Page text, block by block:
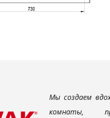
Мы создаем
комнаты,